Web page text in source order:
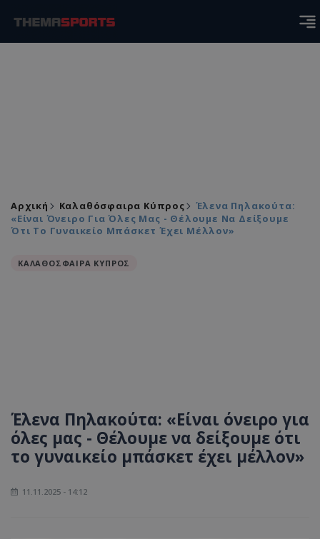
Αρχική Καλαθόσφαιρα Κύπρος
Έλενα Πηλακούτα:
«Είναι Όνειρο Για Όλες Μας - Θέλουμε Να Δείξουμε
Ότι Το Γυναικείο Μπάσκετ Έχει Μέλλον»
ΚΑΛΑΘΟΣΦΑΙΡΑ ΚΥΠΡΟΣ
Έλενα Πηλακούτα: «Είναι όνειρο για
όλες μας - Θέλουμε να δείξουμε ότι
το γυναικείο μπάσκετ έχει μέλλον»
11.11.2025 - 14:12